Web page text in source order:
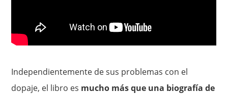
Independientemente de sus problemas con el
dopaje, el libro es mucho más que una biografía de